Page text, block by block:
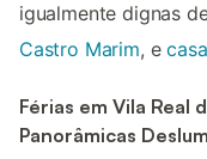
igualmente dignas
Castro Marim, e
Férias em Vila
Panorâmicas